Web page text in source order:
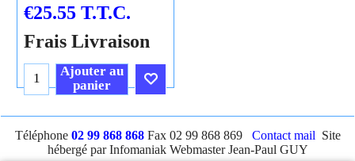
€25.55 T.T.C.
Frais Livraison
Ajouter au
panier
Téléphone 02 99 868 868Fax 02 99 868 869 Contact mail Site
hébergé par Infomaniak Webmaster Jean-Paul GUY